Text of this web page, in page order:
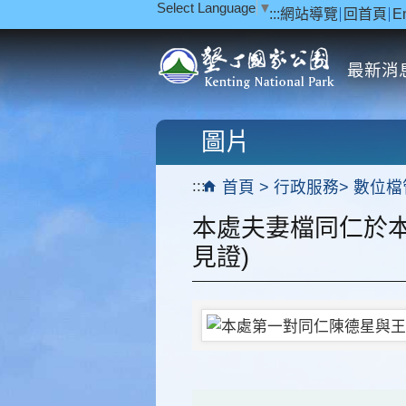
:::網站導覽 回首頁
Select Language ▼
最新消
::: 首頁 行政服務 數位檔
圖片
本處夫妻檔同仁於
見證)